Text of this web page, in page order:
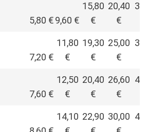
5,80 €9,60 €
15,80
€
20,40
€
7,20 €
11,80
€
19,30
€
25,00
€
7,60 €
12,50
€
20,40
€
26,60
€
14,10 22,90 30,00